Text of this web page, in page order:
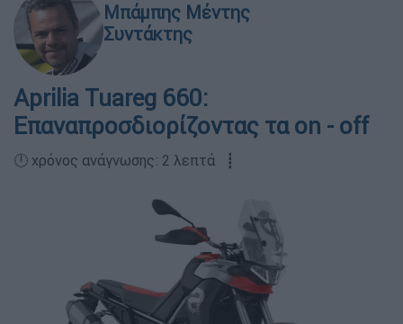
Μπάμπης Μέντης
Συντάκτης
Aprilia Tuareg 660:
Επαναπροσδιορίζοντας τα on - off
🕛 χρόνος ανάγνωσης: 2 λεπτά ┋